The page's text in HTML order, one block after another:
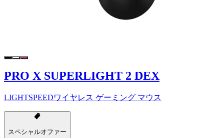
PRO X SUPERLIGHT 2 DEX
LIGHTSPEEDワイヤレス ゲーミング マウス
スペシャルオファー